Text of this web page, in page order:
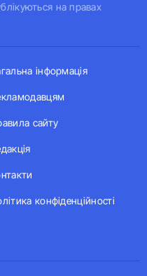
на правах
інформація
сайту
конфіденційності